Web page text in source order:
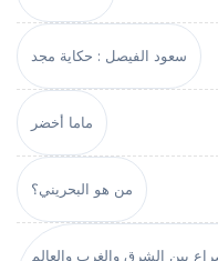
سعود الفيصل : حكاية مجد
ماما أخضر
من هو البحريني؟
بين الشرق والغرب والعالم